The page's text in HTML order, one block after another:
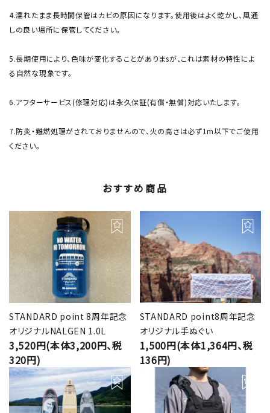
4.濡れたまま長時間保管はカビの原因になります。使用後はよく乾かし、風通
しの良い場所に保管してください。
5.長期使用により、色味が変化することがありまsが、これは素材の特性によ
る自然な現象です。
6.アフターサービス(修理対応)は永久保証(有償・無償)対応いたします。
7.防炎・難燃処理がされておりませんので、火の高さは必ず1m以下でご使用
ください。
おすすめ商品
STANDARD point 8周年記念
オリジナルNALGEN 1.0L
3,520円(本体3,200円、税
320円)
STANDARD point8周年記念
オリジナル手ぬぐい
1,500円(本体1,364円、税
136円)